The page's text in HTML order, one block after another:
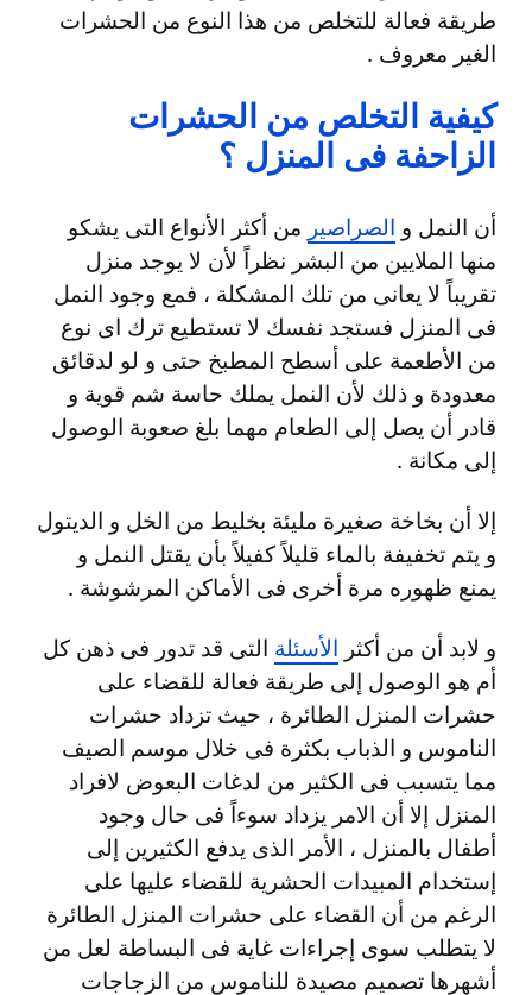
طريقة فعالة للتخلص من هذا النوع من الحشرات
الغير معروف .
كيفية التخلص من الحشرات
الزاحفة فى المنزل ؟
أن النمل و الصراصير من أكثر الأنواع التى يشكو
منها الملايين من البشر نظراً لأن لا يوجد منزل
تقريباً لا يعانى من تلك المشكلة ، فمع وجود النمل
فى المنزل فستجد نفسك لا تستطيع ترك اى نوع
من الأطعمة على أسطح المطبخ حتى و لو لدقائق
معدودة و ذلك لأن النمل يملك حاسة شم قوية و
قادر أن يصل إلى الطعام مهما بلغ صعوبة الوصول
إلى مكانة .
إلا أن بخاخة صغيرة مليئة بخليط من الخل و الديتول
و يتم تخفيفة بالماء قليلاً كفيلاً بأن يقتل النمل و
يمنع ظهوره مرة أخرى فى الأماكن المرشوشة .
و لابد أن من أكثر الأسئلة التى قد تدور فى ذهن كل
أم هو الوصول إلى طريقة فعالة للقضاء على
حشرات المنزل الطائرة ، حيث تزداد حشرات
الناموس و الذباب بكثرة فى خلال موسم الصيف
مما يتسبب فى الكثير من لدغات البعوض لافراد
المنزل إلا أن الامر يزداد سوءاً فى حال وجود
أطفال بالمنزل ، الأمر الذى يدفع الكثيرين إلى
إستخدام المبيدات الحشرية للقضاء عليها على
الرغم من أن القضاء على حشرات المنزل الطائرة
لا يتطلب سوى إجراءات غاية فى البساطة لعل من
أشهرها تصميم مصيدة للناموس من الزجاجات